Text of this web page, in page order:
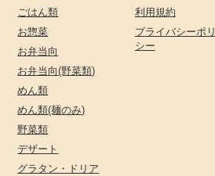
ごはん類
お惣菜
お弁当向
お弁当向(野菜類)
めん類
めん類(麺のみ)
野菜類
デザート
グラタン・ドリア
利用規約
プライバシーポリ
シー